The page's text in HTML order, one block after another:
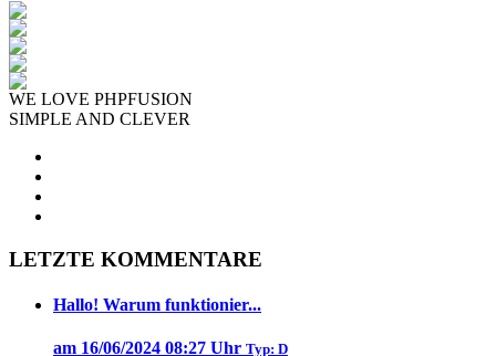
WE LOVE PHPFUSION
SIMPLE AND CLEVER
LETZTE KOMMENTARE
Hallo! Warum funktionier...
am 16/06/2024 08:27 Uhr Typ: D